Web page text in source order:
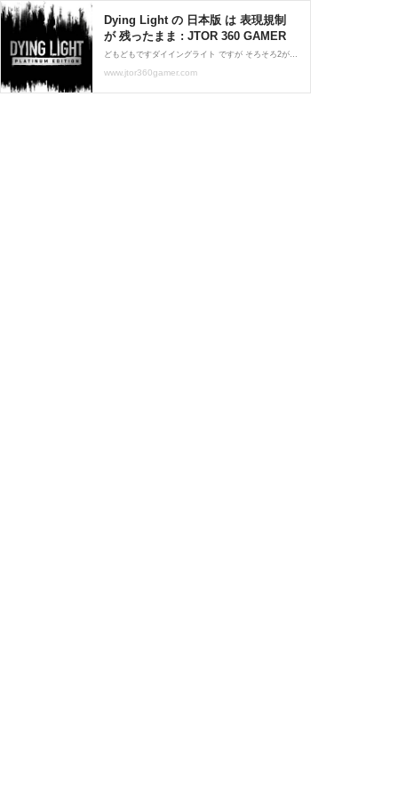
Dying Light の 日本版 は 表現規制
が 残ったまま : JTOR 360 GAMER
どもどもですダイイングライト ですが そろそろ2が出るとの事で最近、またプレイする人が増えましたが、日本アカウント で ストア購入すると表現規制がガッツリ残ってます (しかも 表現規制解除 出来ません)・ゾンビの部位欠損がドス黒く断面も黒い・ゾンビがなんか緑っぽい
www.jtor360gamer.com